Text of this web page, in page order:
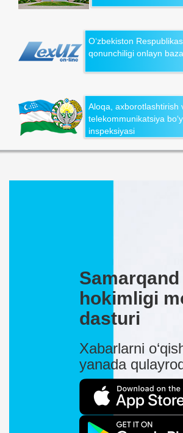
O‘zbekiston
qonunchiligi onlayn
Aloqa, axborotlashtirish
telekommunikatsiya
inspeksiyasi
hokimligi
dasturi
Xabarlarni
yanada